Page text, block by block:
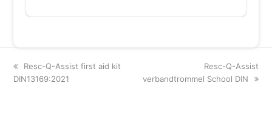
previous
post:
Resc-Q-Assist first aid kit
DIN13169:2021
next
post:
Resc-Q-Assist
verbandtrommel School DIN